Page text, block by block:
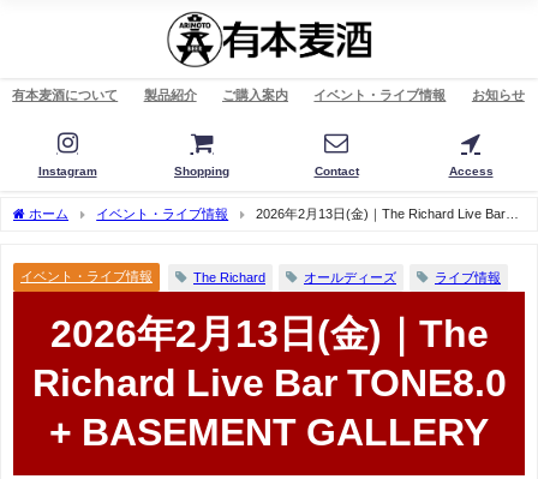
有本麦酒について 製品紹介 ご購入案内 イベント・ライブ情報 お知らせ
Instagram Shopping Contact Access
ホーム イベント・ライブ情報
2026年2月13日(金)｜The Richard Live Bar
イベント・ライブ情報 The Richard オールディーズ ライブ情報
2026年2月13日(金)｜The
Richard Live Bar TONE8.0
+ BASEMENT GALLERY